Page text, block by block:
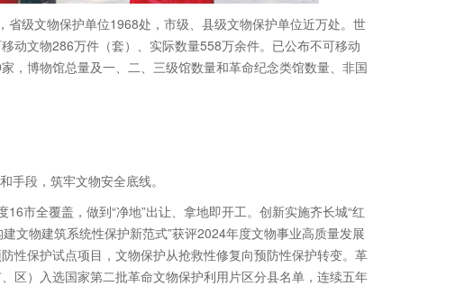
级文物保护单位1968处，市级、县级文物保护单位近万处。世
动文物286万件（套）、实际数量558万余件。已公布不可移动
，博物馆总量及一、二、三级馆数量和革命纪念类馆数量、非国
手段，筑牢文物安全底线。
市全覆盖，做到“净地”出让、拿地即开工。创新实施齐长城“红
文物建筑系统性保护新范式”获评2024年度文物事业高质量发展
性保护试点项目，文物保护从抢救性修复向预防性保护转变。革
区）入选国家第二批革命文物保护利用片区分县名单，连续五年